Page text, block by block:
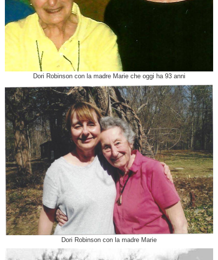
Dori Robinson con la madre Marie che oggi ha 93 anni
Dori Robinson con la madre Marie